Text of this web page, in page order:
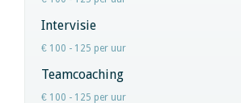
Intervisie
€ 100 - 125 per uur
Teamcoaching
€ 100 - 125 per uur